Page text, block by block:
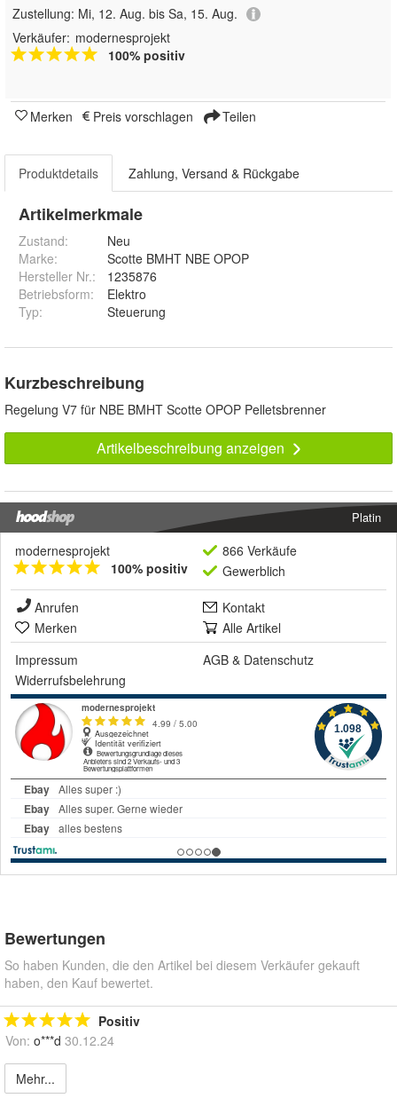
Zustellung: Mi, 12. Aug. bis Sa, 15. Aug.
Verkäufer: modernesprojekt
100% positiv
Merken Preis vorschlagen Teilen
Produktdetails Zahlung, Versand & Rückgabe
Artikelmerkmale
Zustand:
Neu
Marke:
Scotte BMHT NBE OPOP
Hersteller Nr.:
1235876
Betriebsform:
Elektro
Typ: Steuerung
Kurzbeschreibung
Regelung V7 für NBE BMHT Scotte OPOP Pelletsbrenner
Artikelbeschreibung anzeigen
Platin
modernesprojekt
100% positiv
866 Verkäufe
Gewerblich
Anrufen
Kontakt
Merken
Alle Artikel
Impressum
AGB & Datenschutz
Widerrufsbelehrung
Bewertungen
So haben Kunden, die den Artikel bei diesem Verkäufer gekauft
haben, den Kauf bewertet.
Positiv
Von: o***d 30.12.24
Mehr...